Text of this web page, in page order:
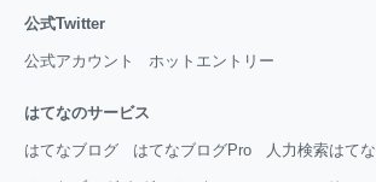
公式Twitter
公式アカウント ホットエントリー
はてなのサービス
はてなブログ はてなブログPro 人力検索はてな